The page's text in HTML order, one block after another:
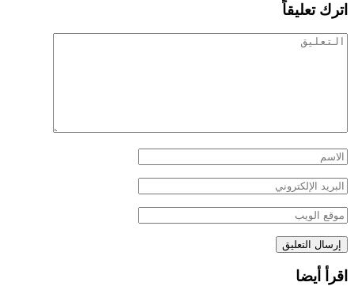
اترك تعليقاً
اقرأ أيضا